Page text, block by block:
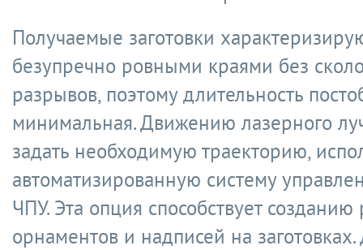
Получаемые заготовки
безупречно ровными краями без
разрывов, поэтому длительность
минимальная. Движению лазерного
задать необходимую траекторию,
автоматизированную систему
ЧПУ. Эта опция способствует
орнаментов и надписей на